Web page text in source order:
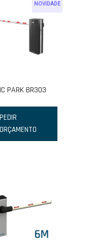
NOVIDADE
PARK BR303
PEDIR
ORÇAMENTO